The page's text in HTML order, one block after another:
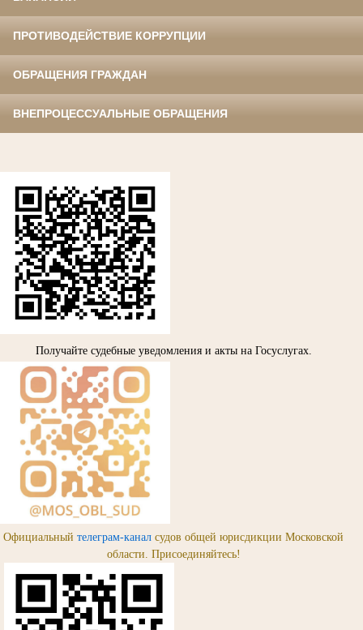
ПРОТИВОДЕЙСТВИЕ КОРРУПЦИИ
ОБРАЩЕНИЯ ГРАЖДАН
ВНЕПРОЦЕССУАЛЬНЫЕ ОБРАЩЕНИЯ
Получайте судебные уведомления и акты на Госуслугах.
Официальный телеграм-канал судов общей юрисдикции Московской
области. Присоединяйтесь!